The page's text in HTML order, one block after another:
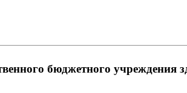
бюджетного